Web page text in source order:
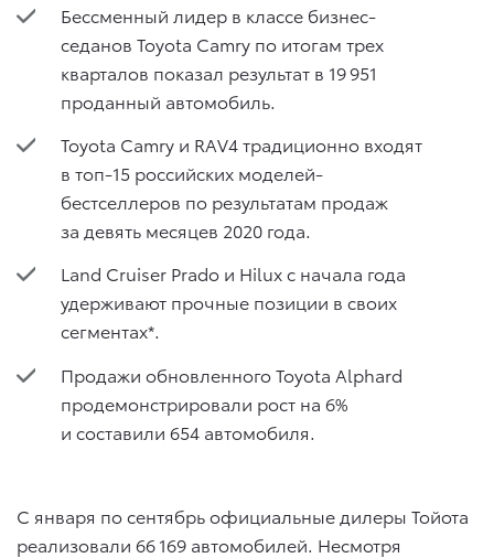
Бессменный лидер в классе бизнес-
седанов Toyota Camry по итогам трех
кварталов показал результат в 19 951
проданный автомобиль.
Toyota Camry и RAV4 традиционно входят
в топ-15 российских моделей-
бестселлеров по результатам продаж
за девять месяцев 2020 года.
Land Cruiser Prado и Hilux с начала года
удерживают прочные позиции в своих
сегментах*.
Продажи обновленного Toyota Alphard
продемонстрировали рост на 6%
и составили 654 автомобиля.
С января по сентябрь официальные дилеры Тойота
реализовали 66 169 автомобилей. Несмотря